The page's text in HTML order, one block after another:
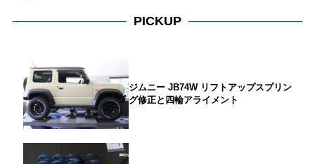
PICKUP
ジムニー JB74W リフトアップスプリン
グ修正と四輪アライメント